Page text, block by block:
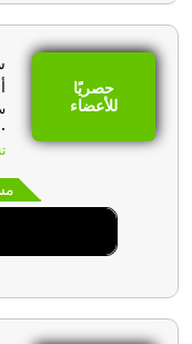
حصريًا
للأعضاء